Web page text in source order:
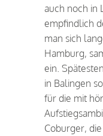
auch noch in
empfindlich
man sich
Hamburg,
ein.
in Balingen
für die mit
Coburger,